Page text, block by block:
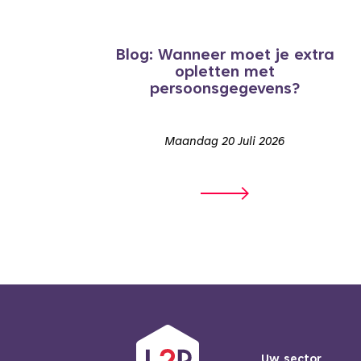
Blog: Wanneer moet je extra
opletten met
persoonsgegevens?
Maandag 20 Juli 2026